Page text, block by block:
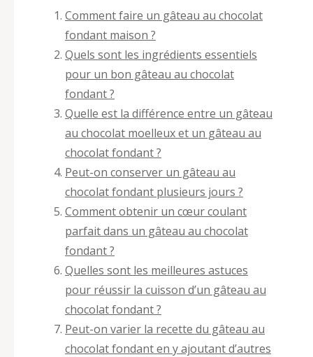
Comment faire un gâteau au chocolat
fondant maison ?
Quels sont les ingrédients essentiels
pour un bon gâteau au chocolat
fondant ?
Quelle est la différence entre un gâteau
au chocolat moelleux et un gâteau au
chocolat fondant ?
Peut-on conserver un gâteau au
chocolat fondant plusieurs jours ?
Comment obtenir un cœur coulant
parfait dans un gâteau au chocolat
fondant ?
Quelles sont les meilleures astuces
pour réussir la cuisson d’un gâteau au
chocolat fondant ?
Peut-on varier la recette du gâteau au
chocolat fondant en y ajoutant d’autres